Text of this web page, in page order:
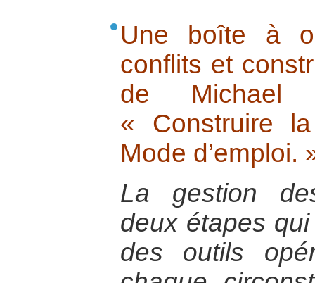
Une boîte à
conflits et
de Michael
« Construire
Mode d’emploi.
La gestion
deux étapes
des outils